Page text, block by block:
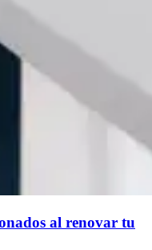
al renovar tu